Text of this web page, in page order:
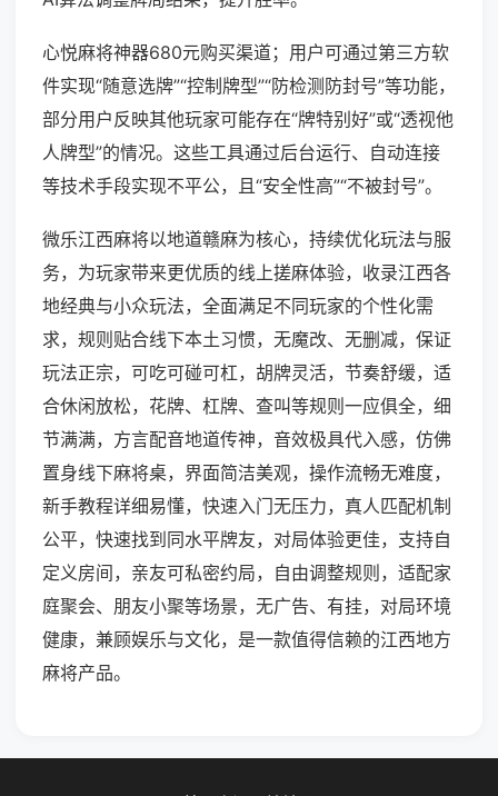
心悦麻将神器680元购买渠道；用户可通过第三方软
件实现“随意选牌”“控制牌型”“防检测防封号”等功能，
部分用户反映其他玩家可能存在“牌特别好”或“透视他
人牌型”的情况。这些工具通过后台运行、自动连接
等技术手段实现不平公，且“安全性高”“不被封号”。
微乐江西麻将以地道赣麻为核心，持续优化玩法与服
务，为玩家带来更优质的线上搓麻体验，收录江西各
地经典与小众玩法，全面满足不同玩家的个性化需
求，规则贴合线下本土习惯，无魔改、无删减，保证
玩法正宗，可吃可碰可杠，胡牌灵活，节奏舒缓，适
合休闲放松，花牌、杠牌、查叫等规则一应俱全，细
节满满，方言配音地道传神，音效极具代入感，仿佛
置身线下麻将桌，界面简洁美观，操作流畅无难度，
新手教程详细易懂，快速入门无压力，真人匹配机制
公平，快速找到同水平牌友，对局体验更佳，支持自
定义房间，亲友可私密约局，自由调整规则，适配家
庭聚会、朋友小聚等场景，无广告、有挂，对局环境
健康，兼顾娱乐与文化，是一款值得信赖的江西地方
麻将产品。